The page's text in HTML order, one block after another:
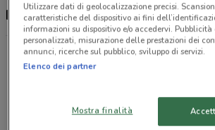
Fiducia & Convenienza, offerte
ALBANO
Utilizzare dati di geolocalizzazione precisi.
caratteristiche del dispositivo ai fini
informazioni su dispositivo e/o accedervi. Pubblicità
personalizzati, misurazione delle prestazioni dei
annunci, ricerche sul pubblico, sviluppo di servizi.
Elenco dei partner
Mostra finalità